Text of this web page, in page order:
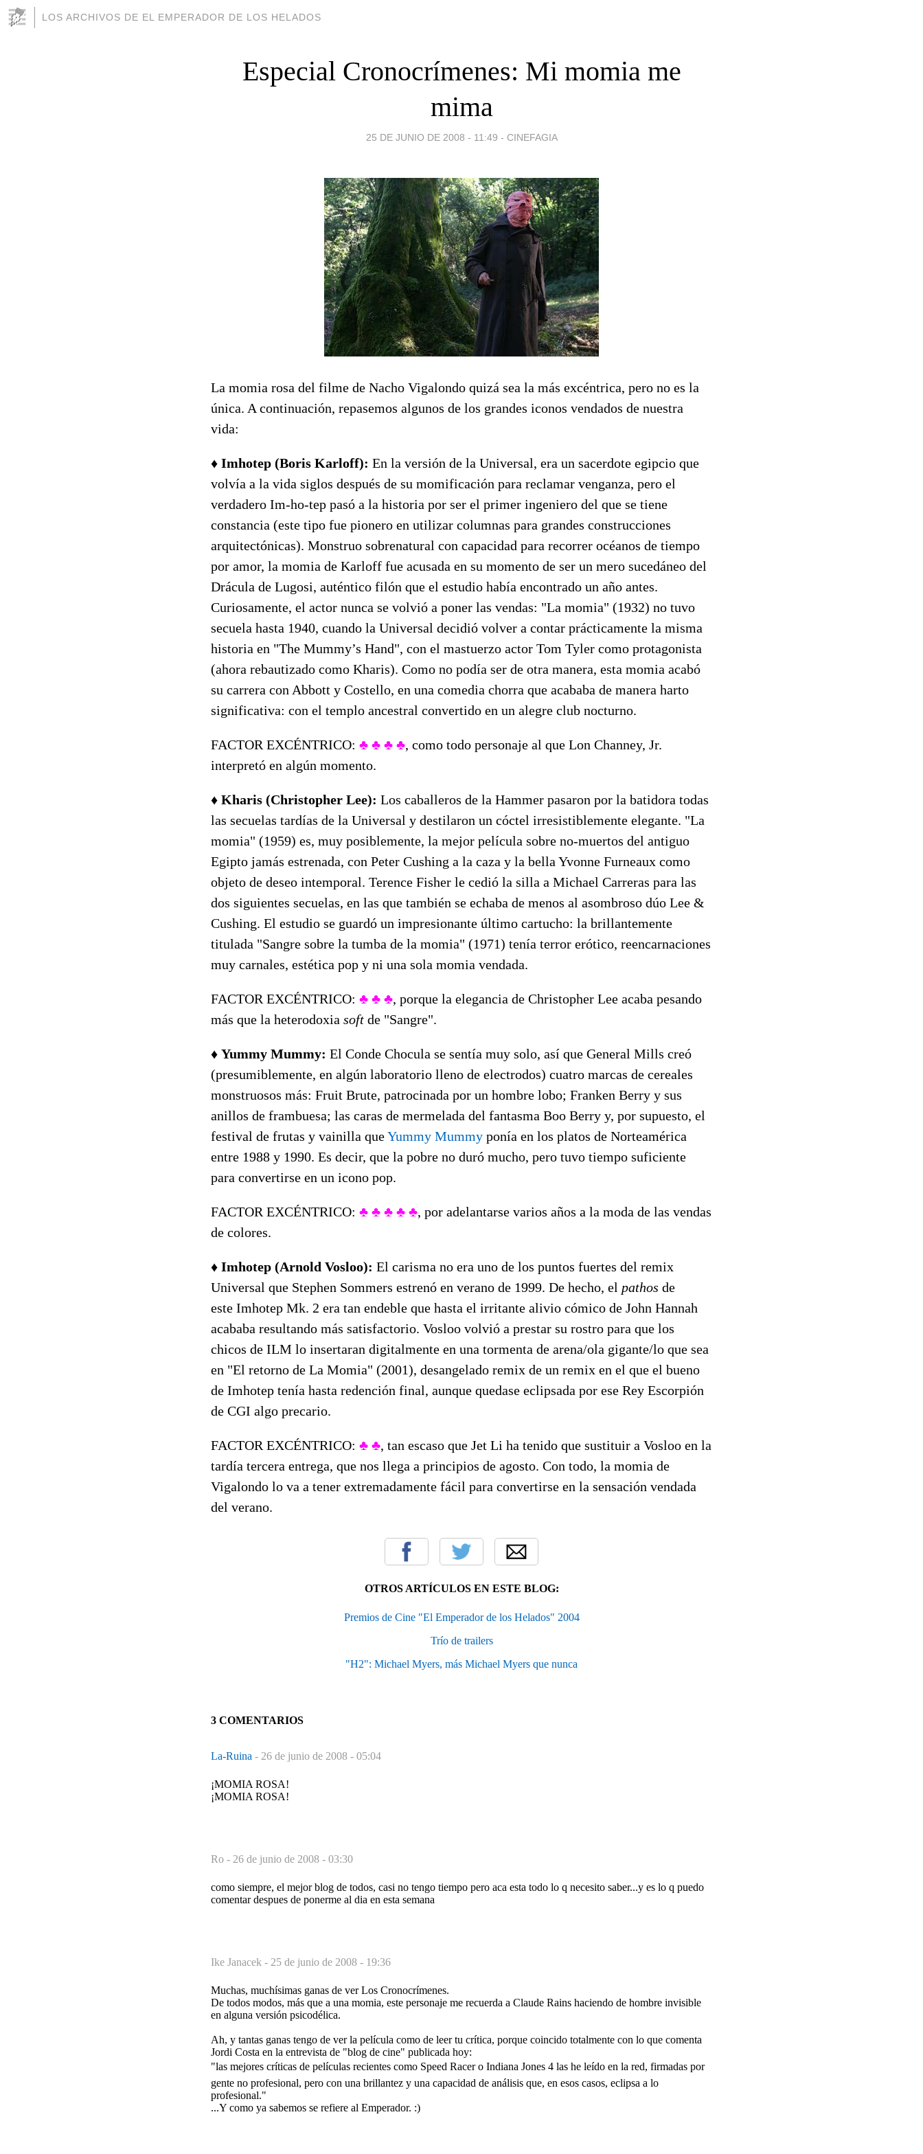
LOS ARCHIVOS DE EL EMPERADOR DE LOS HELADOS
Especial Cronocrímenes: Mi momia me
mima
25 DE JUNIO DE 2008 - 11:49 - CINEFAGIA
La momia rosa del filme de Nacho Vigalondo quizá sea la más excéntrica, pero no es la
única. A continuación, repasemos algunos de los grandes iconos vendados de nuestra
vida:
♦ Imhotep (Boris Karloff): En la versión de la Universal, era un sacerdote egipcio que
volvía a la vida siglos después de su momificación para reclamar venganza, pero el
verdadero Im-ho-tep pasó a la historia por ser el primer ingeniero del que se tiene
constancia (este tipo fue pionero en utilizar columnas para grandes construcciones
arquitectónicas). Monstruo sobrenatural con capacidad para recorrer océanos de tiempo
por amor, la momia de Karloff fue acusada en su momento de ser un mero sucedáneo del
Drácula de Lugosi, auténtico filón que el estudio había encontrado un año antes.
Curiosamente, el actor nunca se volvió a poner las vendas: "La momia" (1932) no tuvo
secuela hasta 1940, cuando la Universal decidió volver a contar prácticamente la misma
historia en "The Mummy’s Hand", con el mastuerzo actor Tom Tyler como protagonista
(ahora rebautizado como Kharis). Como no podía ser de otra manera, esta momia acabó
su carrera con Abbott y Costello, en una comedia chorra que acababa de manera harto
significativa: con el templo ancestral convertido en un alegre club nocturno.
FACTOR EXCÉNTRICO: ♣ ♣ ♣ ♣, como todo personaje al que Lon Channey, Jr.
interpretó en algún momento.
♦ Kharis (Christopher Lee): Los caballeros de la Hammer pasaron por la batidora todas
las secuelas tardías de la Universal y destilaron un cóctel irresistiblemente elegante. "La
momia" (1959) es, muy posiblemente, la mejor película sobre no-muertos del antiguo
Egipto jamás estrenada, con Peter Cushing a la caza y la bella Yvonne Furneaux como
objeto de deseo intemporal. Terence Fisher le cedió la silla a Michael Carreras para las
dos siguientes secuelas, en las que también se echaba de menos al asombroso dúo Lee &
Cushing. El estudio se guardó un impresionante último cartucho: la brillantemente
titulada "Sangre sobre la tumba de la momia" (1971) tenía terror erótico, reencarnaciones
muy carnales, estética pop y ni una sola momia vendada.
FACTOR EXCÉNTRICO: ♣ ♣ ♣, porque la elegancia de Christopher Lee acaba pesando
más que la heterodoxia soft de "Sangre".
♦ Yummy Mummy: El Conde Chocula se sentía muy solo, así que General Mills creó
(presumiblemente, en algún laboratorio lleno de electrodos) cuatro marcas de cereales
monstruosos más: Fruit Brute, patrocinada por un hombre lobo; Franken Berry y sus
anillos de frambuesa; las caras de mermelada del fantasma Boo Berry y, por supuesto, el
festival de frutas y vainilla queYummy Mummy ponía en los platos de Norteamérica
entre 1988 y 1990. Es decir, que la pobre no duró mucho, pero tuvo tiempo suficiente
para convertirse en un icono pop.
FACTOR EXCÉNTRICO: ♣ ♣ ♣ ♣ ♣, por adelantarse varios años a la moda de las vendas
de colores.
♦ Imhotep (Arnold Vosloo): El carisma no era uno de los puntos fuertes del remix
Universal que Stephen Sommers estrenó en verano de 1999. De hecho, el pathos de
este Imhotep Mk. 2 era tan endeble que hasta el irritante alivio cómico de John Hannah
acababa resultando más satisfactorio. Vosloo volvió a prestar su rostro para que los
chicos de ILM lo insertaran digitalmente en una tormenta de arena/ola gigante/lo que sea
en "El retorno de La Momia" (2001), desangelado remix de un remix en el que el bueno
de Imhotep tenía hasta redención final, aunque quedase eclipsada por ese Rey Escorpión
de CGI algo precario.
FACTOR EXCÉNTRICO: ♣ ♣, tan escaso que Jet Li ha tenido que sustituir a Vosloo en la
tardía tercera entrega, que nos llega a principios de agosto. Con todo, la momia de
Vigalondo lo va a tener extremadamente fácil para convertirse en la sensación vendada
del verano.
OTROS ARTÍCULOS EN ESTE BLOG:
Premios de Cine "El Emperador de los Helados" 2004
Trío de trailers
"H2": Michael Myers, más Michael Myers que nunca
3 COMENTARIOS
La-Ruina - 26 de junio de 2008 - 05:04
¡MOMIA ROSA!
¡MOMIA ROSA!
Ro - 26 de junio de 2008 - 03:30
como siempre, el mejor blog de todos, casi no tengo tiempo pero aca esta todo lo q necesito saber...y es lo q puedo
comentar despues de ponerme al dia en esta semana
Ike Janacek - 25 de junio de 2008 - 19:36
Muchas, muchísimas ganas de ver Los Cronocrímenes.
De todos modos, más que a una momia, este personaje me recuerda a Claude Rains haciendo de hombre invisible
en alguna versión psicodélica.
Ah, y tantas ganas tengo de ver la película como de leer tu crítica, porque coincido totalmente con lo que comenta
Jordi Costa en la entrevista de "blog de cine" publicada hoy:
"las mejores críticas de películas recientes como Speed Racer o Indiana Jones 4 las he leído en la red, firmadas por
gente no profesional, pero con una brillantez y una capacidad de análisis que, en esos casos, eclipsa a lo
profesional."
...Y como ya sabemos se refiere al Emperador. :)